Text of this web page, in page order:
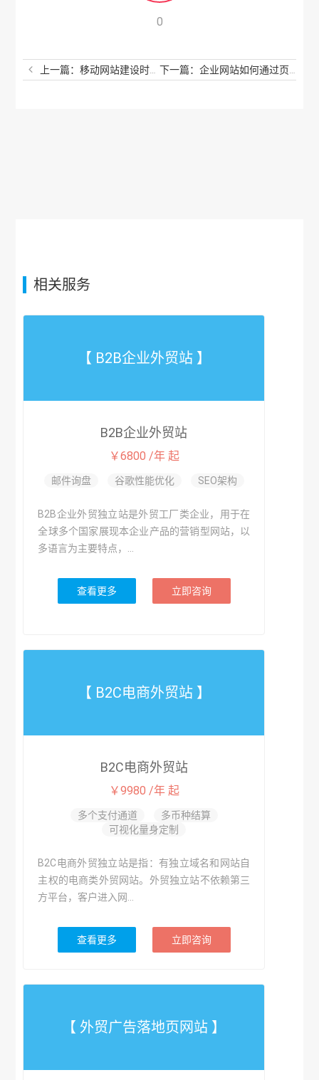
0
上一篇：移动网站建设时要关注哪些东西？
相关服务
【 B2B企业外贸站 】
B2B企业外贸站
￥6800 /年 起
邮件询盘 谷歌性能优化 SEO架构
B2B企业外贸独立站是外贸工厂类企业，用于在
全球多个国家展现本企业产品的营销型网站，以
多语言为主要特点，...
查看更多 立即咨询
【 B2C电商外贸站 】
B2C电商外贸站
￥9980 /年 起
多个支付通道
多币种结算
可视化量身定制
B2C电商外贸独立站是指：有独立域名和网站自
主权的电商类外贸网站。外贸独立站不依赖第三
方平台，客户进入网...
查看更多 立即咨询
【 外贸广告落地页网站 】